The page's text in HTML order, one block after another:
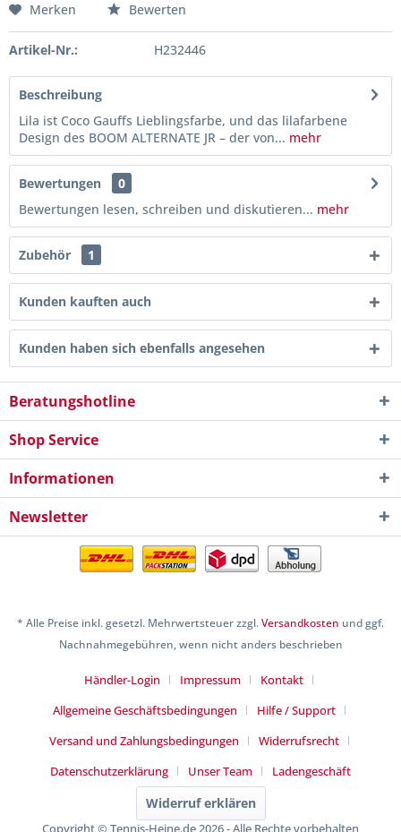
Merken Bewerten
Artikel-Nr.: H232446
Beschreibung
Lila ist Coco Gauffs Lieblingsfarbe, und das lilafarbene
Design des BOOM ALTERNATE JR – der von... mehr
Bewertungen
0
Bewertungen lesen, schreiben und diskutieren... mehr
Zubehör 1
Kunden kauften auch
Kunden haben sich ebenfalls angesehen
Beratungshotline
Shop Service
Informationen
Newsletter
* Alle Preise inkl. gesetzl. Mehrwertsteuer zzgl.Versandkosten und ggf.
Nachnahmegebühren, wenn nicht anders beschrieben
Händler-Login Impressum
Kontakt
Allgemeine Geschäftsbedingungen
Hilfe / Support
Versand und Zahlungsbedingungen
Widerrufsrecht
Datenschutzerklärung
Unser Team Ladengeschäft
Widerruf erklären
Copyright © Tennis-Heine.de 2026 - Alle Rechte vorbehalten